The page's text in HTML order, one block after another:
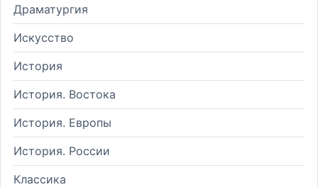
Драматургия
Искусство
История
История. Востока
История. Европы
История. России
Классика